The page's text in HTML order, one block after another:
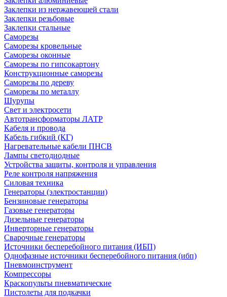
Заклепки из нержавеющей стали
Заклепки резьбовые
Заклепки стальные
Саморезы
Саморезы кровельные
Саморезы оконные
Саморезы по гипсокартону
Конструкционные саморезы
Саморезы по дереву
Саморезы по металлу
Шурупы
Свет и электросети
Автотрансформаторы ЛАТР
Кабеля и провода
Кабель гибкий (КГ)
Нагревательные кабели ПНСВ
Лампы светодиодные
Устройства защиты, контроля и управления
Реле контроля напряжения
Силовая техника
Генераторы (электростанции)
Бензиновые генераторы
Газовые генераторы
Дизельные генераторы
Инверторные генераторы
Сварочные генераторы
Источники бесперебойного питания (ИБП)
Однофазные источники бесперебойного питания (ибп)
Пневмоинструмент
Компрессоры
Краскопульты пневматические
Пистолеты для подкачки